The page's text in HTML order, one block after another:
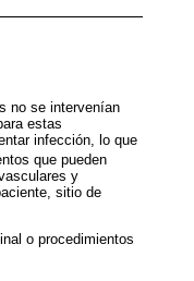
no se intervenían
estas
infección, lo que
que pueden
y
sitio de
o procedimientos